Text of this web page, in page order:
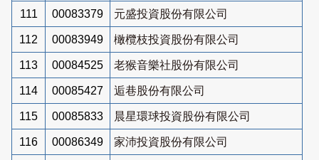
111 00083379 元盛投資股份有限公司
112 00083949 橄欖枝投資股份有限公司
113 00084525 老猴音樂社股份有限公司
114 00085427 逅巷股份有限公司
115 00085833 晨星環球投資股份有限公司
116 00086349 家沛投資股份有限公司